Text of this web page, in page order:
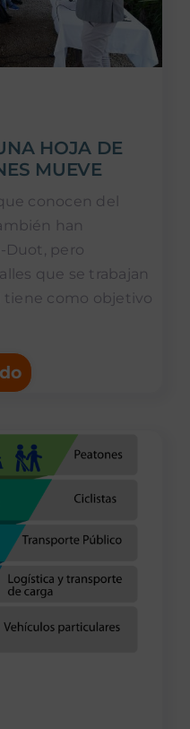
HOJA DE
MUEVE
conocen del
han
Duot, pero
que se trabajan
tiene como objetivo